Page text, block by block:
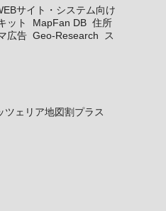
サイト・システム向け
ット MapFan DB 住所
広告 Geo-Research
ス
ツェリア地図割プラス